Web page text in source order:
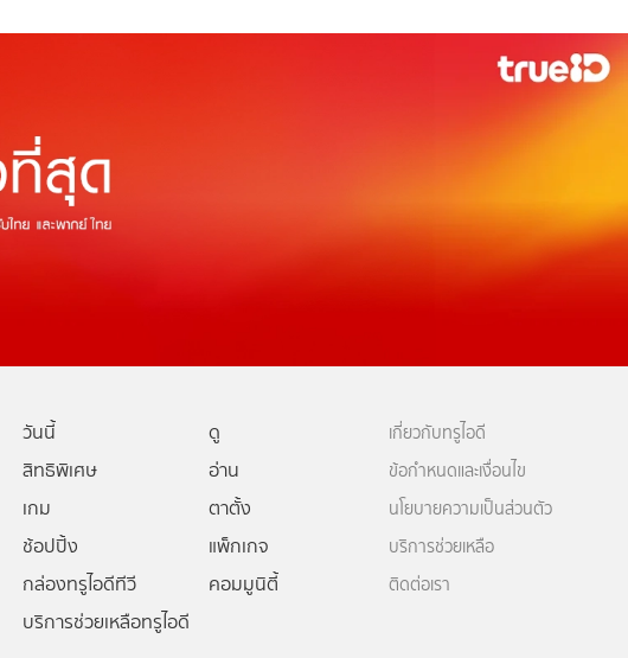
วันนี้
ดู
สิทธิพิเศษ
อ่าน
เกม
ตาตั้ง
ช้อปปิ้ง
แพ็กเกจ
กล่องทรูไอดีทีวี
คอมมูนิตี้
บริการช่วยเหลือทรูไอดี
เกี่ยวกับทรูไอดี
ข้อกำหนดและเงื่อนไข
นโยบายความเป็นส่วนตัว
บริการช่วยเหลือ
ติดต่อเรา